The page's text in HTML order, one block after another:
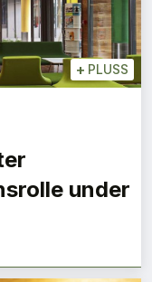
+ PLUSS
under